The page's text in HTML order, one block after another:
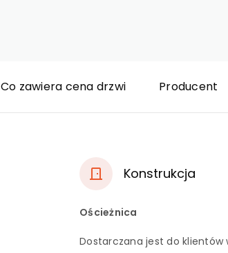
Co zawiera cena drzwi Producent
Konstrukcja
Ościeżnica
Dostarczana jest do klientów